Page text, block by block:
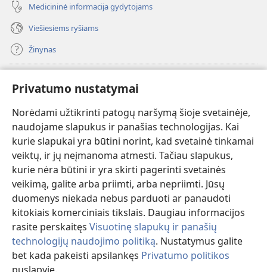
Privatumo nustatymai
Norėdami užtikrinti patogų naršymą šioje svetainėje,
naudojame slapukus ir panašias technologijas. Kai
kurie slapukai yra būtini norint, kad svetainė tinkamai
veiktų, ir jų neįmanoma atmesti. Tačiau slapukus,
kurie nėra būtini ir yra skirti pagerinti svetainės
veikimą, galite arba priimti, arba nepriimti. Jūsų
duomenys niekada nebus parduoti ar panaudoti
kitokiais komerciniais tikslais. Daugiau informacijos
rasite perskaitęs Visuotinę slapukų ir panašių
technologijų naudojimo politiką. Nustatymus galite
bet kada pakeisti apsilankęs Privatumo politikos
Medicininė informacija gydytojams
Viešiesiems ryšiams
Žinynas
(atsiveria
naujas
langas)Sargybos bokšto INTERNETINĖ BIBLIOTEKA
(atsiveria
naujas
langas)JW Hub ®
(atsiveria
naujas
langas)JW Library
Watchtower Library
Copyright© 2026 Watch Tower Bible and Tract Society of Pennsylvania.
NAUDOJIMOSI SVETAINE SĄLYGOS